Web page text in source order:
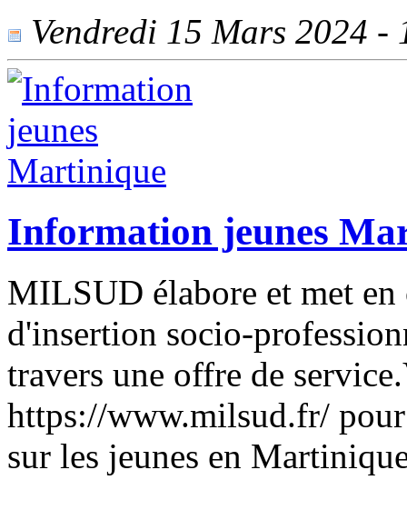
Vendredi 15 Mars 2024 -
Information jeunes
MILSUD élabore et met
d'insertion socio-
travers une offre de
https://www.milsud.fr/
sur les jeunes en